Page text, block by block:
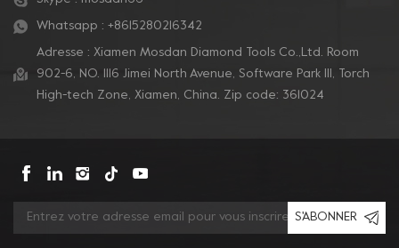
Whatsapp : +8615280216342
Adresse : Xiamen Mosdan Diamond Tools Co.,Ltd. Room
902-6, NO. 1116 Jimei North Avenue, Software Park Ill, Torch
High-tech Zone, Xiamen, China. Zip code: 361024
S'ABONNER